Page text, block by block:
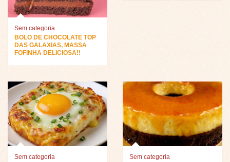
Sem categoria
BOLO DE CHOCOLATE TOP
DAS GALAXIAS, MASSA
FOFINHA DELICIOSA!!
Sem categoria
Sem categoria